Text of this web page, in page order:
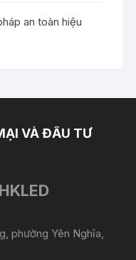
an toàn hiệu
VÀ ĐẦU TƯ
phường Yên Nghĩa,